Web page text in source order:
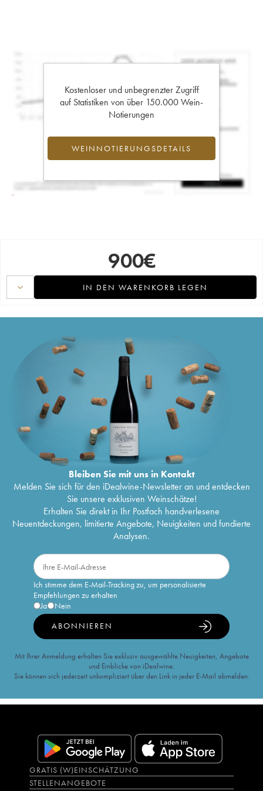
Kostenloser und unbegrenzter Zugriff
auf Statistiken von über 150.000 Wein-
Notierungen
WEINNOTIERUNGSDETAILS
900€
IN DEN WARENKORB LEGEN
Bleiben Sie mit uns in Kontakt
Melden Sie sich für den iDealwine-Newsletter an und entdecken
Sie unsere exklusiven Weinschätze!
Erhalten Sie direkt in Ihr Postfach handverlesene
Neuentdeckungen, limitierte Angebote, Neuigkeiten und fundierte
Analysen.
Ich stimme dem E-Mail-Tracking zu, um personalisierte
Empfehlungen zu erhalten
Ja
Nein
ABONNIEREN
Mit Ihrer Anmeldung erhalten Sie exklusiv ausgewählte Neuigkeiten, Angebote
und Einblicke von iDealwine.
Sie können sich jederzeit unkompliziert über den Link in jeder E-Mail abmelden.
GRATIS (W)EINSCHÄTZUNG
STELLENANGEBOTE